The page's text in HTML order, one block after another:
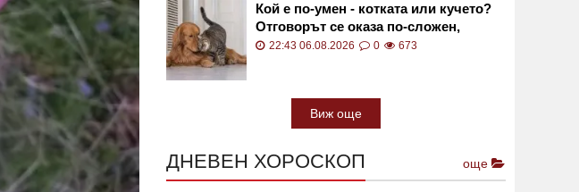
Кой е по-умен - котката или кучето?
Отговорът се оказа по-сложен,
отколкото изглежда
22:43 06.08.2026 0 673
Виж още
ДНЕВЕН ХОРОСКОП още